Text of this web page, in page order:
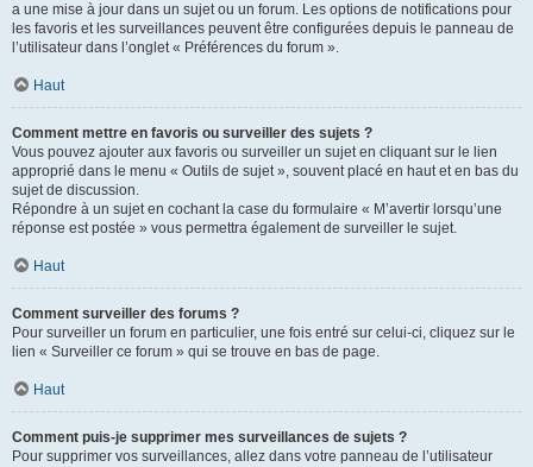
a une mise à jour dans un sujet ou un forum. Les options de notifications pour
les favoris et les surveillances peuvent être configurées depuis le panneau de
l’utilisateur dans l’onglet « Préférences du forum ».
Haut
Comment mettre en favoris ou surveiller des sujets ?
Vous pouvez ajouter aux favoris ou surveiller un sujet en cliquant sur le lien
approprié dans le menu « Outils de sujet », souvent placé en haut et en bas du
sujet de discussion.
Répondre à un sujet en cochant la case du formulaire « M’avertir lorsqu’une
réponse est postée » vous permettra également de surveiller le sujet.
Haut
Comment surveiller des forums ?
Pour surveiller un forum en particulier, une fois entré sur celui-ci, cliquez sur le
lien « Surveiller ce forum » qui se trouve en bas de page.
Haut
Comment puis-je supprimer mes surveillances de sujets ?
Pour supprimer vos surveillances, allez dans votre panneau de l’utilisateur